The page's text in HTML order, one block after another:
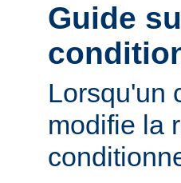
Guide
Lorsqu'un
modifie la